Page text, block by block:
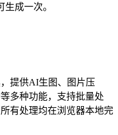
成一次。
提供AI生图、图片压
多种功能，支持批量处
有处理均在浏览器本地完